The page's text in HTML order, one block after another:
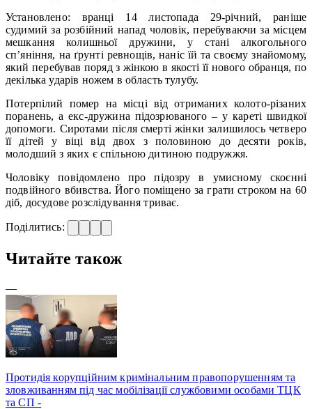
Установлено: вранці 14 листопада 29-річний, раніше
судимий за розбійний напад чоловік, перебуваючи за місцем
мешкання колишньої дружини, у стані алкогольного
сп’яніння, на ґрунті ревнощів, наніс їй та своєму знайомому,
який перебував поряд з жінкою в якості її нового обранця, по
декілька ударів ножем в область тулубу.
Потерпілий помер на місці від отриманих колото-різаних
поранень, а екс-дружина підозрюваного – у кареті швидкої
допомоги. Сиротами після смерті жінки залишилось четверо
її дітей у віці від двох з половиною до десяти років,
молодший з яких є спільною дитиною подружжя.
Чоловіку повідомлено про підозру в умисному скоєнні
подвійного вбивства. Його поміщено за грати строком на 60
діб, досудове розслідування триває.
Поділитись:
Читайте також
—
Протидія корупційним кримінальним правопорушенням та
зловживанням під час мобілізації службовими особами ТЦК
та СП -